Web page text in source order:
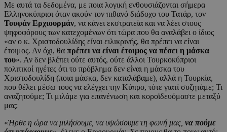
Με αυτά τα δεδομένα, με ποια λογική ενθουσιάζονται σήμερα
Ελληνοκύπριοι όταν ακούν τον πιθανό διάδοχο του Τατάρ, τον
Τουφάν Ερχιουρμάν, να κάνει εκστρατεία και να λέει στους
ψηφοφόρους των κατεχομένων ότι τώρα που θα αναλάβει ο ίδιος
«αν ο κ. Χριστοδουλίδης είναι ειλικρινής, θα πρέπει να είναι
έτοιμος. Αν όχι, θα πρέπει να είναι έτοιμος να πέσει η μάσκα
του». Αν δεν βλέπει ούτε αυτός, ούτε άλλοι Τουρκοκύπριοι
πολιτικοί ηγέτες ότι το πρόβλημα δεν είναι η μάσκα του
Χριστοδουλίδη (ποια μάσκα, δεν καταλάβαμε), αλλά η Τουρκία,
που θέλει μέσω τους να ελέγχει την Κύπρο, τότε γιατί συζητάμε; Τι
αναζητούμε; Τι μιλάμε για επανένωση και κοροϊδευόμαστε μεταξύ
μας;
«Ήρθε η ώρα να μιλήσουμε, να υψώσουμε τη φωνή μας, να πούμε